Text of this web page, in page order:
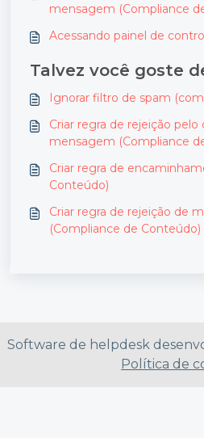
mensagem (Compliance
Acessando painel de
Talvez você goste
Ignorar filtro de spam
Criar regra de rejeição
mensagem (Compliance
Criar regra de
Conteúdo)
Criar regra de rejeição de
(Compliance de Conteúdo)
Software de helpdesk
Política de